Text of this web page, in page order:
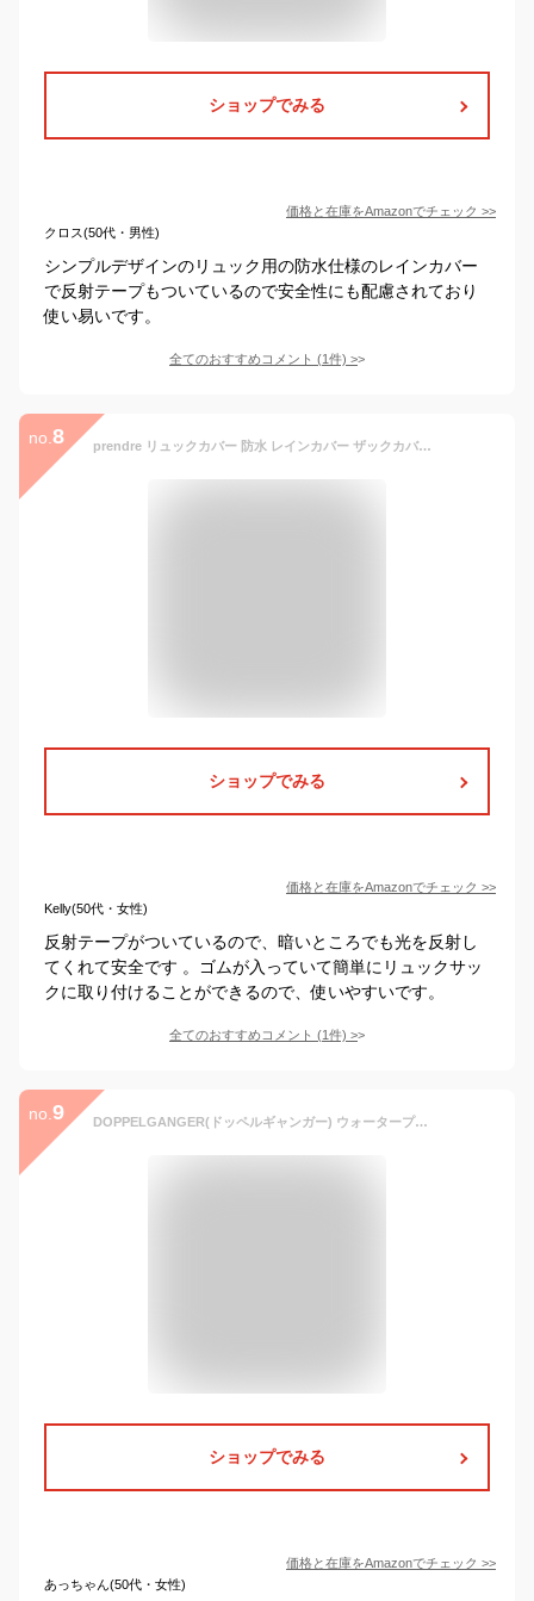
ショップでみる
価格と在庫をAmazonでチェック >>
クロス(50代・男性)
シンプルデザインのリュック用の防水仕様のレインカバー
で反射テープもついているので安全性にも配慮されており
使い易いです。
全てのおすすめコメント (1件) >
no. 8 prendre リュックカバー 防水 レインカバー ザックカバー バックパック 雨具 バッグカバー リュック 登山 アウトドア 通勤 通学 （ブラック/Mサイズ） PR-RUCK45-BK
ショップでみる
価格と在庫をAmazonでチェック >>
Kelly(50代・女性)
反射テープがついているので、暗いところでも光を反射し
てくれて安全です 。ゴムが入っていて簡単にリュックサッ
クに取り付けることができるので、使いやすいです。
全てのおすすめコメント (1件) >
no. 9 DOPPELGANGER(ドッペルギャンガー) ウォータープルーフバッグカバー 対応サイズ~35リットル 耐水圧3000mm ポリエステル(裏面コーティング)生地 反射素材ロゴプリント バックパックレインカバー DRC165-BK
ショップでみる
価格と在庫をAmazonでチェック >>
あっちゃん(50代・女性)